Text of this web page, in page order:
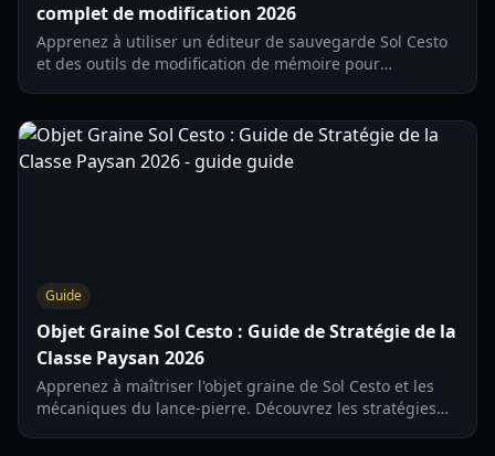
complet de modification 2026
Apprenez à utiliser un éditeur de sauvegarde Sol Cesto
et des outils de modification de mémoire pour
Guide
Objet Graine Sol Cesto : Guide de Stratégie de la
Classe Paysan 2026
Apprenez à maîtriser l'objet graine de Sol Cesto et les
mécaniques du lance-pierre. Découvrez les stratégies